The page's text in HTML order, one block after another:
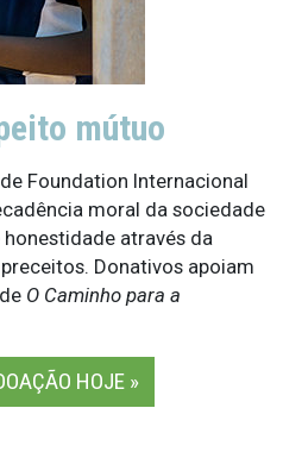
mútuo
Foundation Internacional
moral da sociedade
através da
Donativos apoiam
O Caminho para a
HOJE »